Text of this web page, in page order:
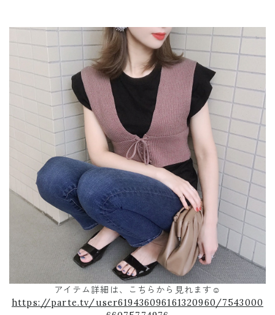
アイテム詳細は、こちらから見れます☺️
https://parte.tv/user619436096161320960/7543000